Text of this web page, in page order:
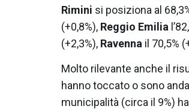
Rimini si posiziona al
(+0,8%), Reggio Emilia
(+2,3%), Ravenna il 70,5%
Molto rilevante anche il
hanno toccato o sono
municipalità (circa il 9%)